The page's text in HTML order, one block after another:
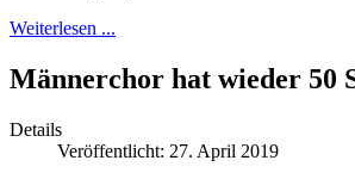
Weiterlesen ...
Männerchor hat wieder 50
Details
Veröffentlicht: 27. April 2019